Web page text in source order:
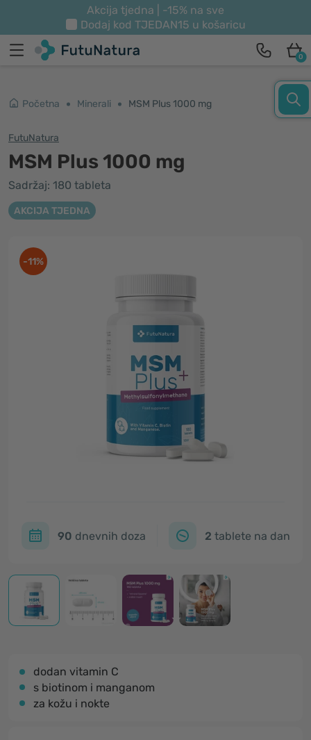
Akcija tjedna | -15% na sve
Dodaj kod TJEDAN15 u košaricu
0
Početna Minerali MSM Plus 1000 mg
FutuNatura
MSM Plus 1000 mg
Sadržaj: 180 tableta
AKCIJA TJEDNA
-11%
90 dnevnih doza 2 tablete na dan
dodan vitamin C
s biotinom i manganom
za kožu i nokte